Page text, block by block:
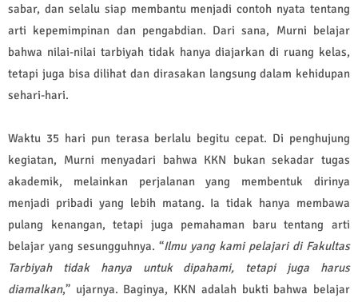
sabar, dan selalu siap membantu menjadi contoh nyata tentang
arti kepemimpinan dan pengabdian. Dari sana, Murni belajar
bahwa nilai-nilai tarbiyah tidak hanya diajarkan di ruang kelas,
tetapi juga bisa dilihat dan dirasakan langsung dalam kehidupan
sehari-hari.
Waktu 35 hari pun terasa berlalu begitu cepat. Di penghujung
kegiatan, Murni menyadari bahwa KKN bukan sekadar tugas
akademik, melainkan perjalanan yang membentuk dirinya
menjadi pribadi yang lebih matang. Ia tidak hanya membawa
pulang kenangan, tetapi juga pemahaman baru tentang arti
belajar yang sesungguhnya. “Ilmu yang kami pelajari di Fakultas
Tarbiyah tidak hanya untuk dipahami, tetapi juga harus
diamalkan,” ujarnya. Baginya, KKN adalah bukti bahwa belajar